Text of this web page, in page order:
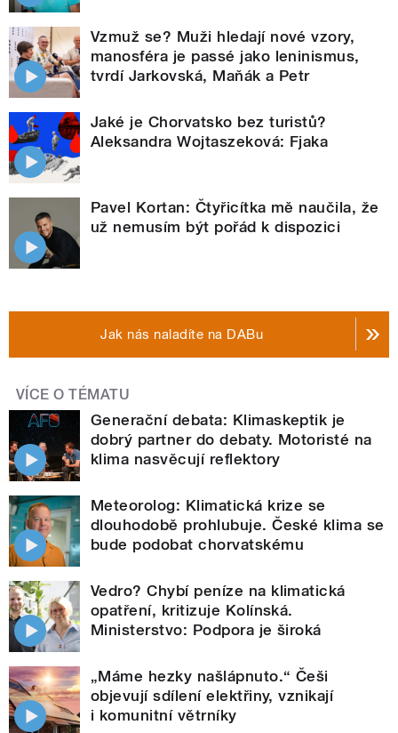
Vzmuž se? Muži hledají nové vzory,
manosféra je passé jako leninismus,
tvrdí Jarkovská, Maňák a Petr
Jaké je Chorvatsko bez turistů?
Aleksandra Wojtaszeková: Fjaka
Pavel Kortan: Čtyřicítka mě naučila, že
už nemusím být pořád k dispozici
Jak nás naladíte na DABu
VÍCE O TÉMATU
Generační debata: Klimaskeptik je
dobrý partner do debaty. Motoristé na
klima nasvěcují reflektory
Meteorolog: Klimatická krize se
dlouhodobě prohlubuje. České klima se
bude podobat chorvatskému
Vedro? Chybí peníze na klimatická
opatření, kritizuje Kolínská.
Ministerstvo: Podpora je široká
„Máme hezky našlápnuto.“ Češi
objevují sdílení elektřiny, vznikají
i komunitní větrníky